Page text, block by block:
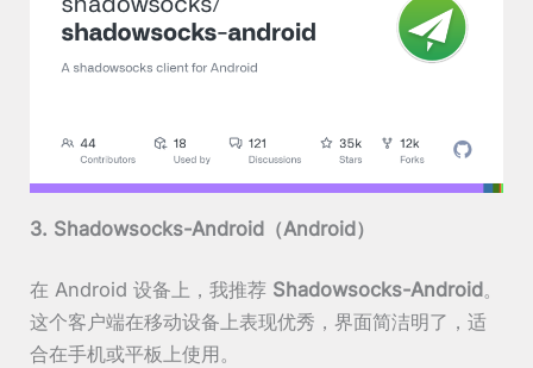
3. Shadowsocks-Android（Android）
在 Android 设备上，我推荐 Shadowsocks-Android。
这个客户端在移动设备上表现优秀，界面简洁明了，适
合在手机或平板上使用。